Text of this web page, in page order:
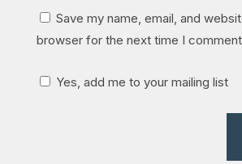
Save my name, email, and
browser for the next time I
Yes, add me to your mailing list